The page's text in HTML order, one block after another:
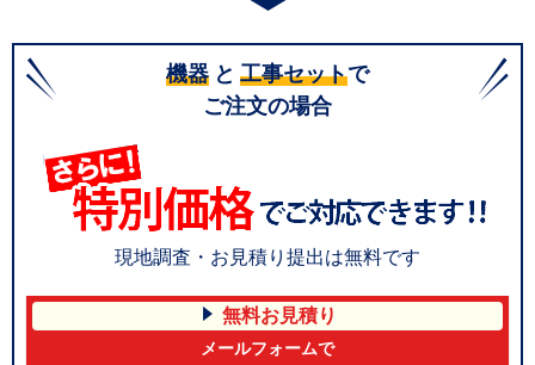
機器 と 工事セットで
ご注文の場合
現地調査・お見積り提出は無料です
無料お見積り
メールフォームで